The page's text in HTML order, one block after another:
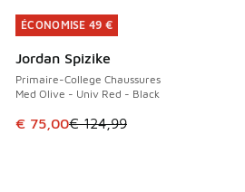
ÉCONOMISE 49 €
Jordan Spizike
Primaire-College Chaussures
Med Olive - Univ Red - Black
Cet article est en promotion. Prix
€ 75,00€ 124,99
ÉCONOMISE 49 €